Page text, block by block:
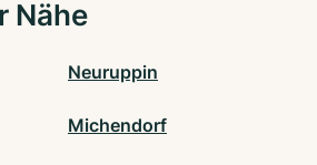
Nähe
Neuruppin
Michendorf